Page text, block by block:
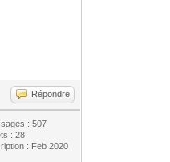
Répondre
: 507
: 28
: Feb 2020